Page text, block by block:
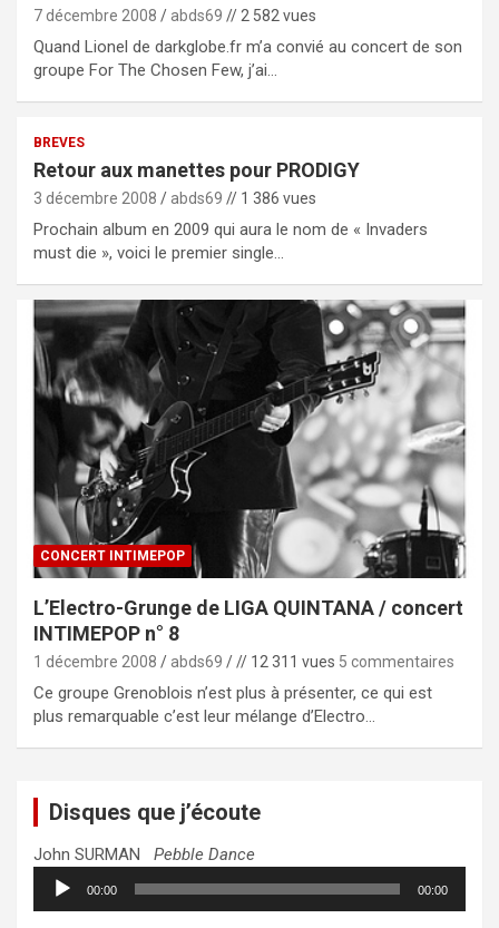
7 décembre 2008 abds69 // 2 582 vues
Quand Lionel de darkglobe.fr m’a convié au concert de son
groupe For The Chosen Few, j’ai…
BREVES
Retour aux manettes pour PRODIGY
3 décembre 2008 abds69 // 1 386 vues
Prochain album en 2009 qui aura le nom de « Invaders
must die », voici le premier single…
CONCERT INTIMEPOP
L’Electro-Grunge de LIGA QUINTANA / concert
INTIMEPOP n° 8
1 décembre 2008 abds69 // 12 311 vues 5 commentaires
Ce groupe Grenoblois n’est plus à présenter, ce qui est
plus remarquable c’est leur mélange d’Electro…
Disques que j’écoute
John SURMAN Pebble Dance
Lecteur
audio
00:00 00:00